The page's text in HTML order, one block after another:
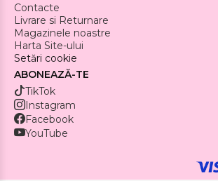
Contacte
Livrare si Returnare
Magazinele noastre
Harta Site-ului
Setări cookie
ABONEAZĂ-TE
TikTok
Instagram
Facebook
YouTube